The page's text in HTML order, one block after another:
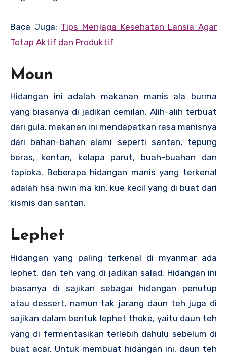
Baca Juga: Tips Menjaga Kesehatan Lansia Agar
Tetap Aktif dan Produktif
Moun
Hidangan ini adalah makanan manis ala burma
yang biasanya di jadikan cemilan. Alih-alih terbuat
dari gula, makanan ini mendapatkan rasa manisnya
dari bahan-bahan alami seperti santan, tepung
beras, kentan, kelapa parut, buah-buahan dan
tapioka. Beberapa hidangan manis yang terkenal
adalah hsa nwin ma kin, kue kecil yang di buat dari
kismis dan santan.
Lephet
Hidangan yang paling terkenal di myanmar ada
lephet, dan teh yang di jadikan salad. Hidangan ini
biasanya di sajikan sebagai hidangan penutup
atau dessert, namun tak jarang daun teh juga di
sajikan dalam bentuk lephet thoke, yaitu daun teh
yang di fermentasikan terlebih dahulu sebelum di
buat acar. Untuk membuat hidangan ini, daun teh